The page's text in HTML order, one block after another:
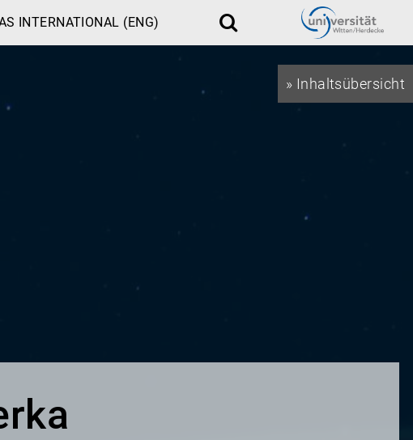
» Inhaltsübersicht
INTERNATIONAL (ENG)
Suche